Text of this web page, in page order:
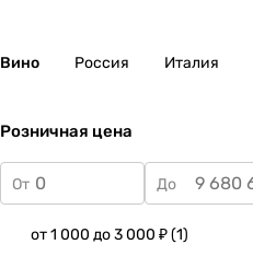
Вино Россия Италия
Розничная цена
От До
от 1 000 до 3 000 ₽(1)